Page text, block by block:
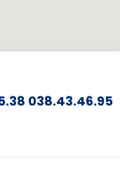
038.43.46.95